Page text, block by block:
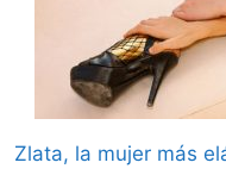
Zlata, la mujer más